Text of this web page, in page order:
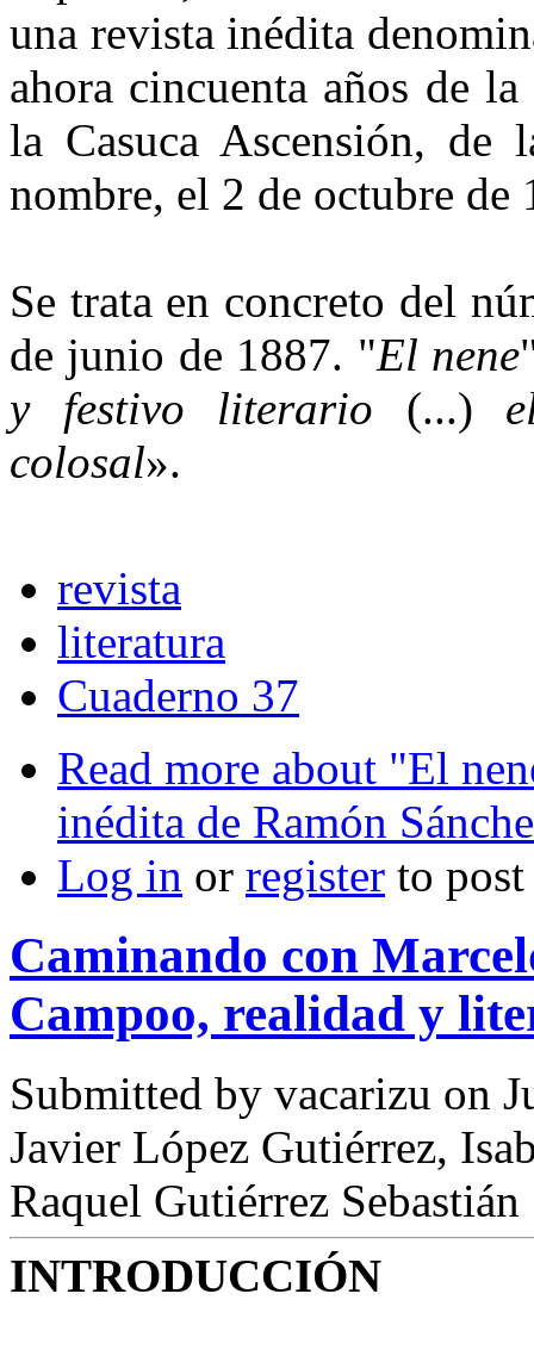
una revista inédita
ahora cincuenta años de
la Casuca Ascensión, de
nombre, el 2 de octubre de
Se trata en concreto del
de junio de 1887. "El nene
y festivo literario (...)
colosal».
revista
literatura
Cuaderno 37
Read more about "El
inédita de Ramón
Log in or register to
Caminando con
Campoo, realidad y
Submitted by vacarizu on
Javier López Gutiérrez,
Raquel Gutiérrez Sebastián
INTRODUCCIÓN